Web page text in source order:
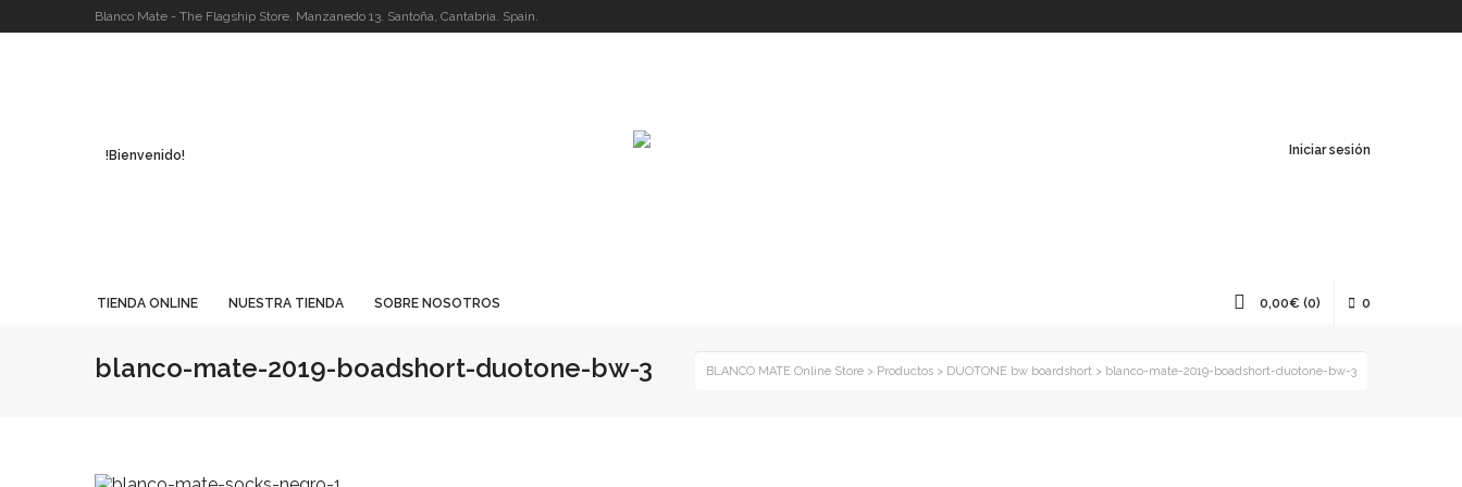
Blanco Mate - The Flagship Store. Manzanedo 13. Santoña, Cantabria. Spain.
!Bienvenido! Iniciar sesión
TIENDA ONLINE NUESTRA TIENDA SOBRE NOSOTROS 0,00€ (0) 0
blanco-mate-2019-boadshort-duotone-bw-3 BLANCO MATE Online Store > Productos > DUOTONE bw boardshort > blanco-mate-2019-boadshort-duotone-bw-3